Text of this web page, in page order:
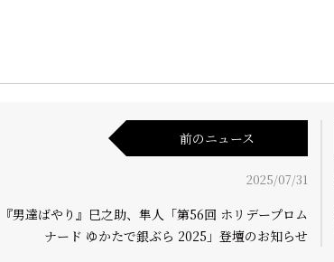
前のニュース
2025/07/31
男達ばやり』巳之助、隼人「第56回 ホリデープロム
ナード ゆかたで銀ぶら 2025」登壇のお知らせ